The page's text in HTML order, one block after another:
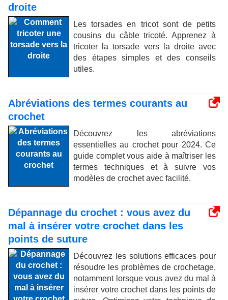
droite
Les torsades en tricot sont de petits
cousins ​​du câble tricoté. Apprenez à
tricoter la torsade vers la droite avec
des étapes simples et des conseils
utiles.
Abréviations des termes courants au
crochet
Découvrez les abréviations
essentielles au crochet pour 2024. Ce
guide complet vous aide à maîtriser les
termes techniques et à suivre vos
modèles de crochet avec facilité.
Dépannage du crochet : vous avez du
mal à insérer votre crochet dans les
points de suture
Découvrez les solutions efficaces pour
résoudre les problèmes de crochetage,
notamment lorsque vous avez du mal à
insérer votre crochet dans les points de